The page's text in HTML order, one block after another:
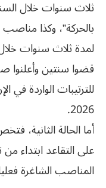
بالحركة”، وكذا
قضوا سنتين وأعلنوا
2026.
أما الحالة الثانية،
المناصب الشاغرة